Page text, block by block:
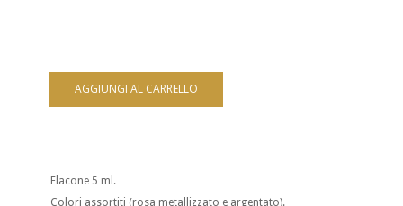
Flacone 5 ml.
Colori assortiti (rosa metallizzato e argentato).